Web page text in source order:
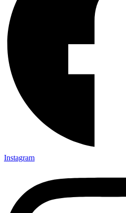
Instagram